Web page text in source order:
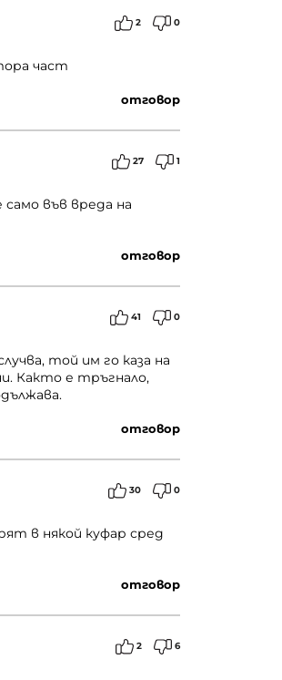
2 0
част
отговор
27 1
във вреда на
отговор
41 0
той им го каза на
Както е тръгнало,
отговор
30 0
в някой куфар сред
отговор
2 6